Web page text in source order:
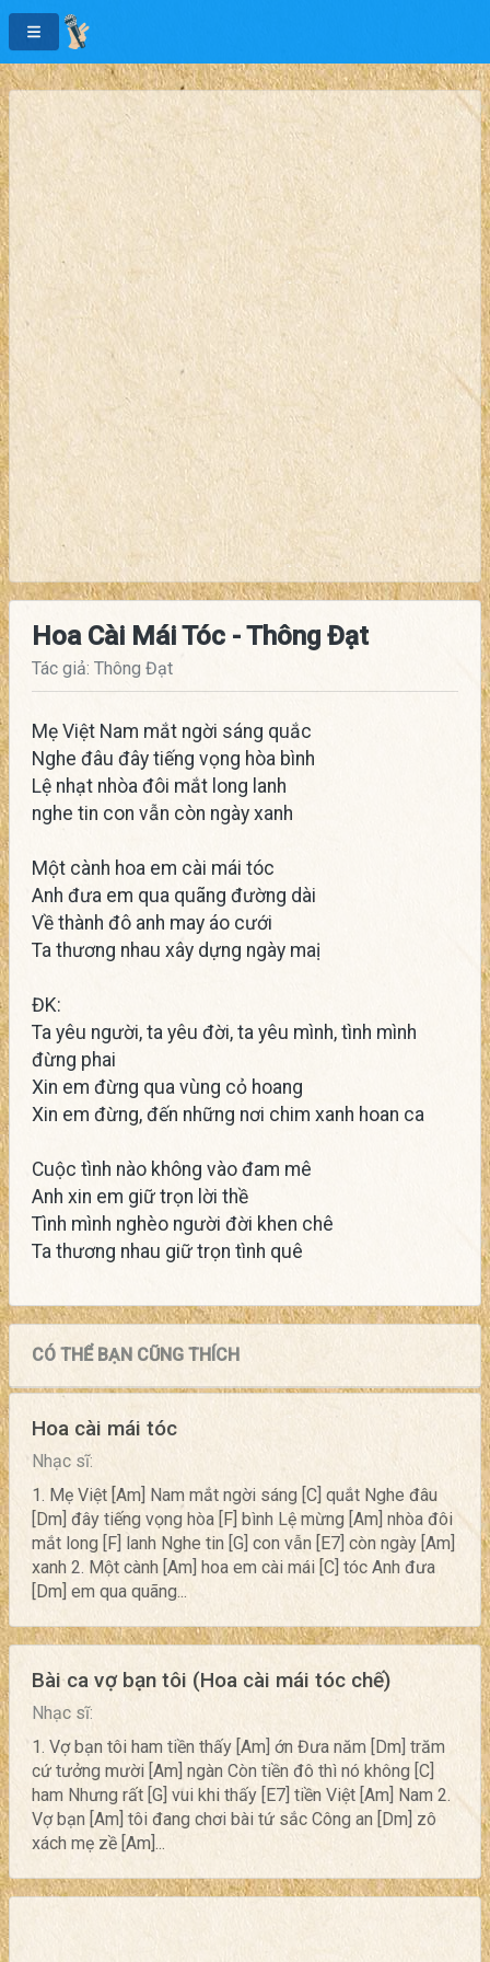
Hoa Cài Mái Tóc - Thông Đạt
Tác giả: Thông Đạt
Mẹ Việt Nam mắt ngời sáng quắc
Nghe đâu đây tiếng vọng hòa bình
Lệ nhạt nhòa đôi mắt long lanh
nghe tin con vẫn còn ngày xanh
Một cành hoa em cài mái tóc
Anh đưa em qua quãng đường dài
Về thành đô anh may áo cưới
Ta thương nhau xây dựng ngày maị
ĐK:
Ta yêu người, ta yêu đời, ta yêu mình, tình mình
đừng phai
Xin em đừng qua vùng cỏ hoang
Xin em đừng, đến những nơi chim xanh hoan ca
Cuộc tình nào không vào đam mê
Anh xin em giữ trọn lời thề
Tình mình nghèo người đời khen chê
Ta thương nhau giữ trọn tình quê
CÓ THỂ BẠN CŨNG THÍCH
Hoa cài mái tóc
Nhạc sĩ:
1. Mẹ Việt [Am] Nam mắt ngời sáng [C] quắt Nghe đâu
[Dm] đây tiếng vọng hòa [F] bình Lệ mừng [Am] nhòa đôi
mắt long [F] lanh Nghe tin [G] con vẫn [E7] còn ngày [Am]
xanh 2. Một cành [Am] hoa em cài mái [C] tóc Anh đưa
[Dm] em qua quãng...
Bài ca vợ bạn tôi (Hoa cài mái tóc chế)
Nhạc sĩ:
1. Vợ bạn tôi ham tiền thấy [Am] ớn Đưa năm [Dm] trăm
cứ tưởng mười [Am] ngàn Còn tiền đô thì nó không [C]
ham Nhưng rất [G] vui khi thấy [E7] tiền Việt [Am] Nam 2.
Vợ bạn [Am] tôi đang chơi bài tứ sắc Công an [Dm] zô
xách mẹ zề [Am]...